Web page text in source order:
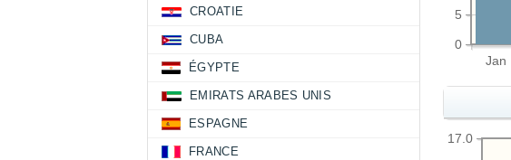
Jan
0
5
17.0
CROATIE
CUBA
ÉGYPTE
EMIRATS ARABES UNIS
ESPAGNE
FRANCE